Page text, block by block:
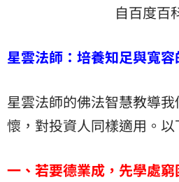
自百度百
星雲法師：培養知足與寬
星雲法師的佛法智慧教導
懷，對投資人同樣適用。以
一、若要德業成，先學處窮